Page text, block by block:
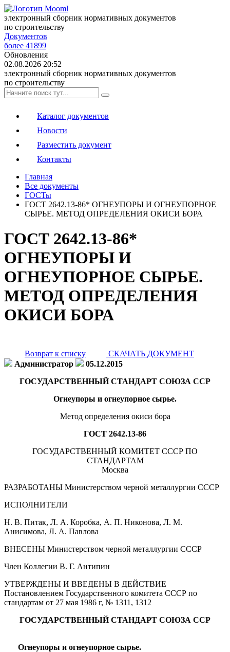
электронный сборник нормативных документов
по строительству
Документов
более 41899
Обновления
02.08.2026 20:52
электронный сборник нормативных документов
по строительству
Каталог документов
Новости
Разместить документ
Контакты
Главная
Все документы
ГОСТы
ГОСТ 2642.13-86* ОГНЕУПОРЫ И ОГНЕУПОРНОЕ
СЫРЬЕ. МЕТОД ОПРЕДЕЛЕНИЯ ОКИСИ БОРА
ГОСТ 2642.13-86*
ОГНЕУПОРЫ И
ОГНЕУПОРНОЕ СЫРЬЕ.
МЕТОД ОПРЕДЕЛЕНИЯ
ОКИСИ БОРА
Возврат к списку
СКАЧАТЬ ДОКУМЕНТ
Администратор
05.12.2015
ГОСУДАРСТВЕННЫЙ СТАНДАРТ СОЮЗА ССР
Огнеупоры и огнеупорное сырье.
Метод определения окиси бора
ГОСТ 2642.13-86
ГОСУДАРСТВЕННЫЙ КОМИТЕТ СССР ПО
СТАНДАРТАМ
Москва
РАЗРАБОТАНЫ Министерством черной металлургии СССР
ИСПОЛНИТЕЛИ
Н. В. Питак, Л. А. Коробка, А. П. Никонова, Л. М.
Анисимова, Л. А. Павлова
ВНЕСЕНЫ Министерством черной металлургии СССР
Член Коллегии В. Г. Антипин
УТВЕРЖДЕНЫ И ВВЕДЕНЫ В ДЕЙСТВИЕ
Постановлением Государственного комитета СССР по
стандартам от 27 мая 1986 г, № 1311, 1312
ГОСУДАРСТВЕННЫЙ СТАНДАРТ СОЮЗА ССР
Огнеупоры и огнеупорное сырье.